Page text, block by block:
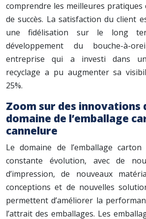
comprendre les meilleures pratiques
de succès. La satisfaction du client
une fidélisation sur le long
développement du bouche-à-
entreprise qui a investi dans
recyclage a pu augmenter sa
25%.
Zoom sur des innovations
domaine de l’emballage
cannelure
Le domaine de l’emballage
constante évolution, avec de
d’impression, de nouveaux
conceptions et de nouvelles
permettent d’améliorer la
l’attrait des emballages. Les